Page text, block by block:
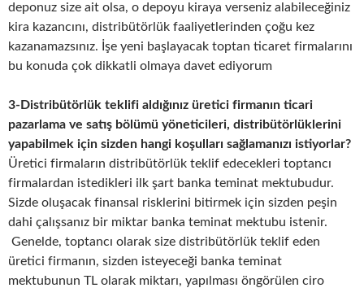
deponuz size ait olsa, o depoyu kiraya verseniz alabileceğiniz
kira kazancını, distribütörlük faaliyetlerinden çoğu kez
kazanamazsınız. İşe yeni başlayacak toptan ticaret firmalarını
bu konuda çok dikkatli olmaya davet ediyorum
3-Distribütörlük teklifi aldığınız üretici firmanın ticari
pazarlama ve satış bölümü yöneticileri, distribütörlüklerini
yapabilmek için sizden hangi koşulları sağlamanızı istiyorlar?
Üretici firmaların distribütörlük teklif edecekleri toptancı
firmalardan istedikleri ilk şart banka teminat mektubudur.
Sizde oluşacak finansal risklerini bitirmek için sizden peşin
dahi çalışsanız bir miktar banka teminat mektubu istenir.
Genelde, toptancı olarak size distribütörlük teklif eden
üretici firmanın, sizden isteyeceği banka teminat
mektubunun TL olarak miktarı, yapılması öngörülen ciro